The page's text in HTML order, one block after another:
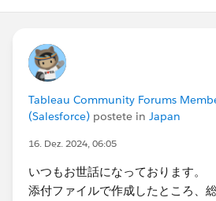
Tableau Community Forums
(Salesforce) postete in Japan
16. Dez. 2024, 06:05
いつもお世話になっております。
添付ファイルで作成したところ、